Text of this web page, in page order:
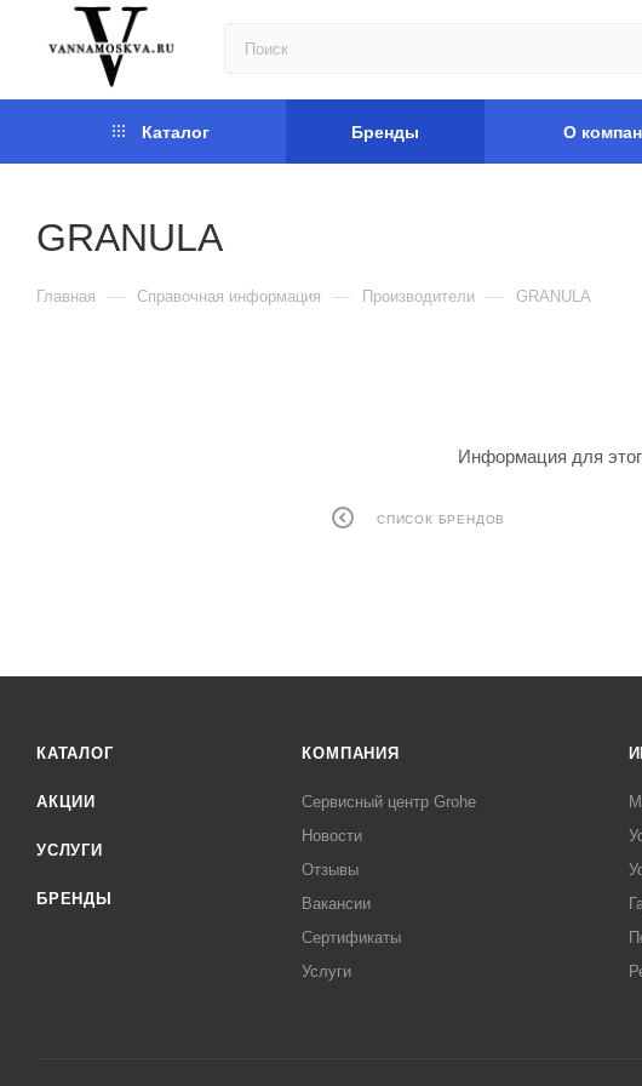
Каталог Бренды О
GRANULA
Главная — Справочная информация — Производители — GRANULA
Информация для
СПИСОК БРЕНДОВ
КАТАЛОГ
АКЦИИ
УСЛУГИ
БРЕНДЫ
КОМПАНИЯ
Сервисный центр Grohe
Новости
Отзывы
Вакансии
Сертификаты
Услуги